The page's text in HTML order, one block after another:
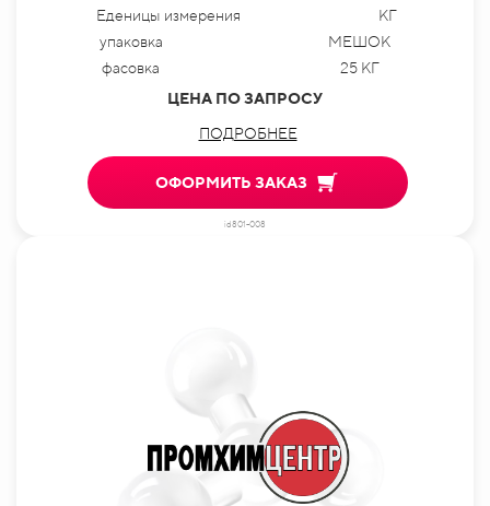
Еденицы измерения
КГ
упаковка
МЕШОК
фасовка
25 КГ
ЦЕНА ПО ЗАПРОСУ
ПОДРОБНЕЕ
ОФОРМИТЬ ЗАКАЗ
id801-008